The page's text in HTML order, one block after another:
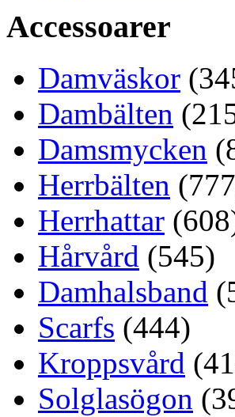
Accessoarer
Damväskor
Dambälten
Damsmycken
Herrbälten
Herrhattar
Hårvård (545)
Damhalsband
Scarfs (444)
Kroppsvård
Solglasögon